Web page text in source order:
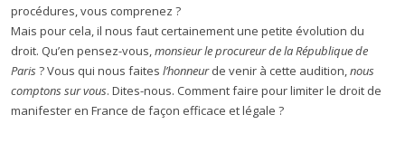
procédures, vous comprenez ?
Mais pour cela, il nous faut certainement une petite évolution du
droit. Qu’en pensez-vous,monsieur le procureur de la République de
Paris? Vous qui nous faites l’honneurde venir à cette audition,nous
comptons sur vous. Dites-nous. Comment faire pour limiter le droit de
manifester en France de façon efficace et légale ?